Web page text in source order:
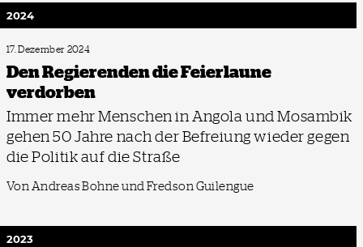
2024
17. Dezember 2024
Den Regierenden die Feierlaune
verdorben
Immer mehr Menschen in Angola und Mosambik
gehen 50 Jahre nach der Befreiung wieder gegen
die Politik auf die Straße
Von Andreas Bohne und Fredson Guilengue
2023